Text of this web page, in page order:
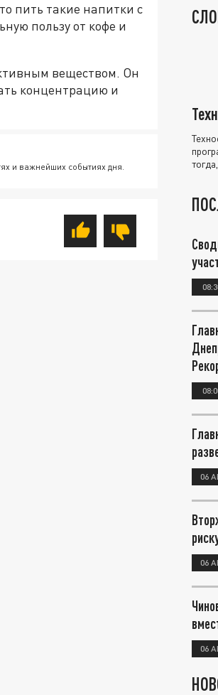
пить такие напитки с
пользу от кофе и
веществом. Он
концентрацию и
и важнейших событиях дня.
06
06
06